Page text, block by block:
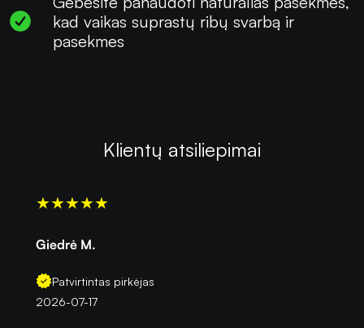
kad vaikas suprastų ribų svarbą ir
pasekmes
Klientų atsiliepimai
★★★★★
Giedrė M.
Patvirtintas pirkėjas
2026-07-17